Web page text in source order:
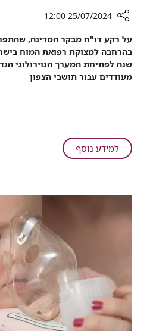
שיתוף
שנה
לפתיחת
המחלקה
זמני
בכשליש
25/07/2024 12:00
על רקע דו"ח מבקר המדינה,
בהרחבה למצוקת רפואת המוח
שנה לפתיחת המערך הנוירולוגי
מעודדים עבור תושבי הצפון
למידע נוסףעל
שנה
ברמב"ם
-
זמני
הטיפול
התקצרו
בכשליש